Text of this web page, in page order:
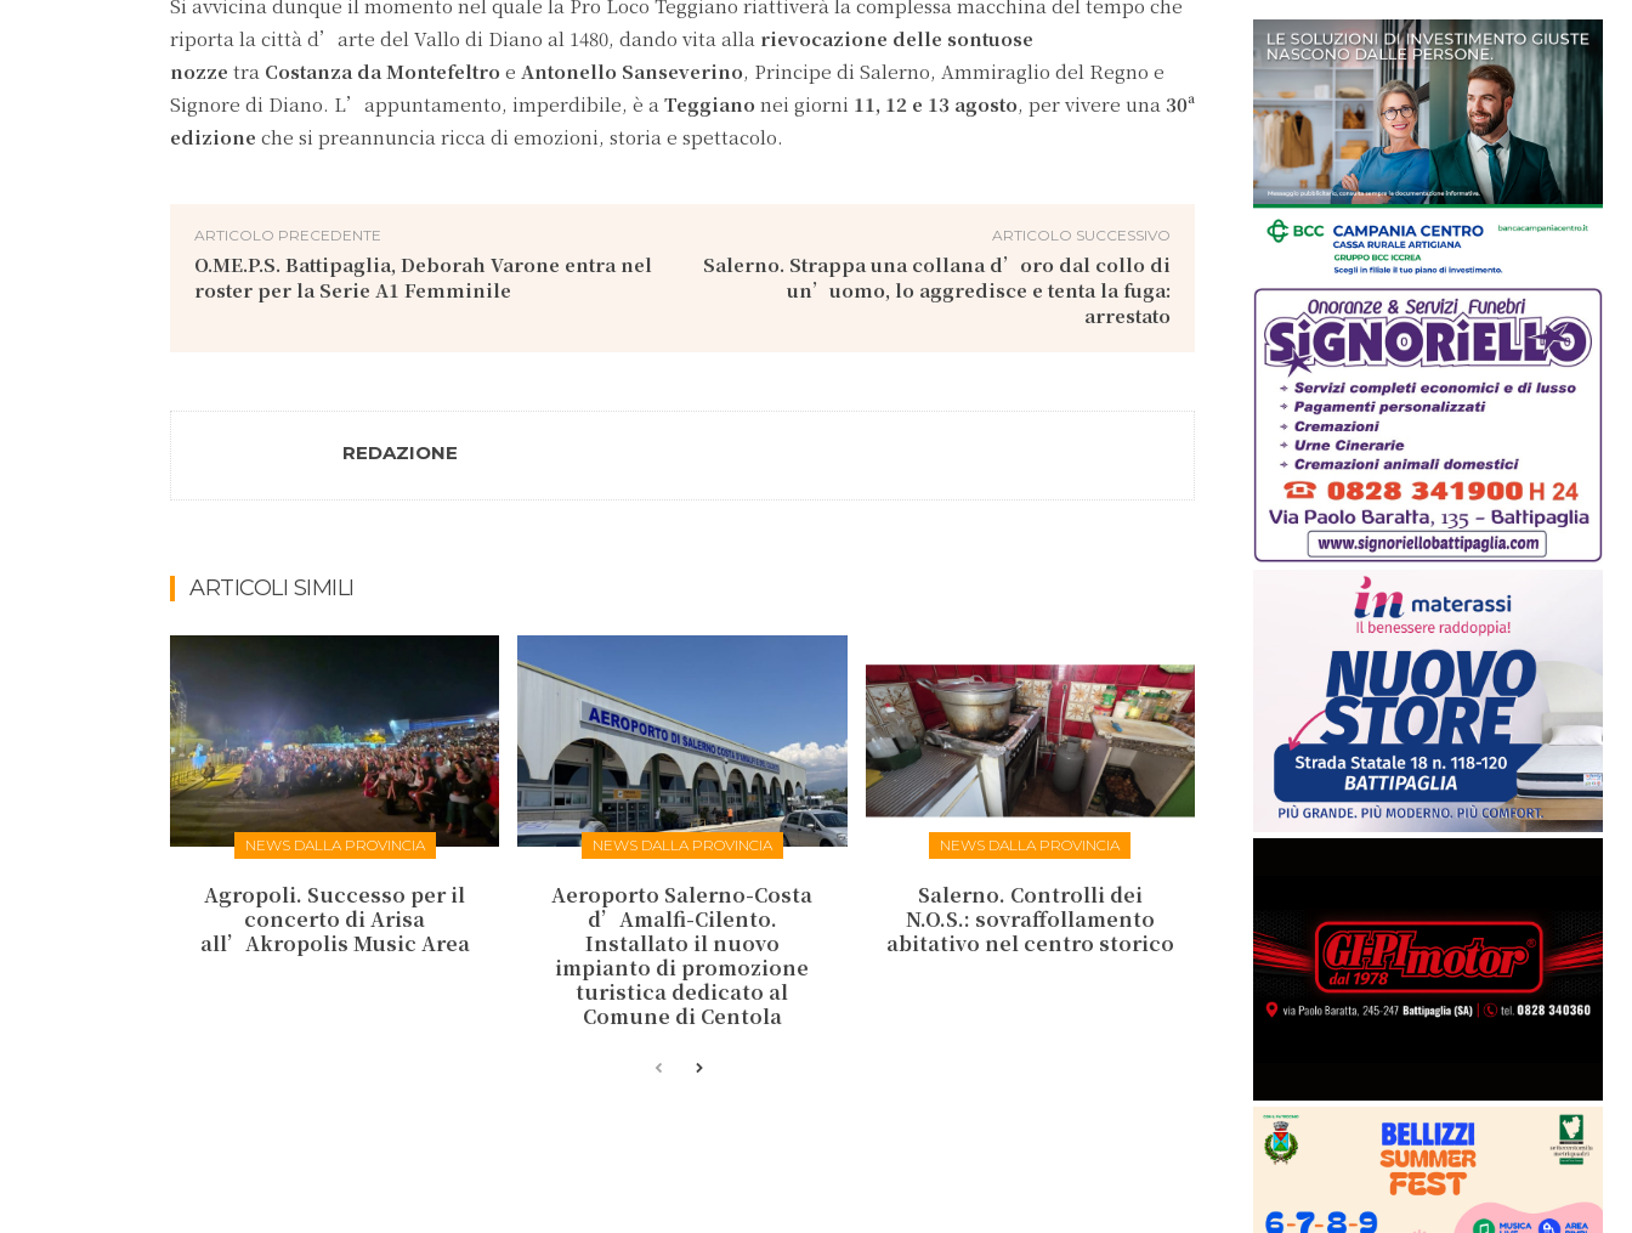
Si avvicina dunque il momento nel quale la Pro Loco Teggiano riattiverà la complessa macchina del tempo che
riporta la città d’arte del Vallo di Diano al 1480, dando vita alla rievocazione delle sontuose
nozze tra Costanza da Montefeltro e Antonello Sanseverino, Principe di Salerno, Ammiraglio del Regno e
Signore di Diano. L’appuntamento, imperdibile, è a Teggiano nei giorni 11, 12 e 13 agosto, per vivere una 30ª
edizione che si preannuncia ricca di emozioni, storia e spettacolo.
ARTICOLO PRECEDENTE
O.ME.P.S. Battipaglia, Deborah Varone entra nel
roster per la Serie A1 Femminile
ARTICOLO SUCCESSIVO
Salerno. Strappa una collana d’oro dal collo di
un’uomo, lo aggredisce e tenta la fuga:
arrestato
REDAZIONE
ARTICOLI SIMILI
NEWS DALLA PROVINCIA
Agropoli. Successo per il
concerto di Arisa
all’Akropolis Music Area
NEWS DALLA PROVINCIA
Aeroporto Salerno-Costa
d’Amalfi-Cilento.
Installato il nuovo
impianto di promozione
turistica dedicato al
Comune di Centola
NEWS DALLA PROVINCIA
Salerno. Controlli dei
N.O.S.: sovraffollamento
abitativo nel centro storico